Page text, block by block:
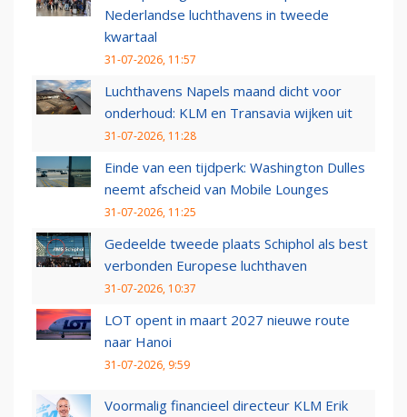
Nederlandse luchthavens in tweede
kwartaal
31-07-2026, 11:57
Luchthavens Napels maand dicht voor
onderhoud: KLM en Transavia wijken uit
31-07-2026, 11:28
Einde van een tijdperk: Washington Dulles
neemt afscheid van Mobile Lounges
31-07-2026, 11:25
Gedeelde tweede plaats Schiphol als best
verbonden Europese luchthaven
31-07-2026, 10:37
LOT opent in maart 2027 nieuwe route
naar Hanoi
31-07-2026, 9:59
Voormalig financieel directeur KLM Erik